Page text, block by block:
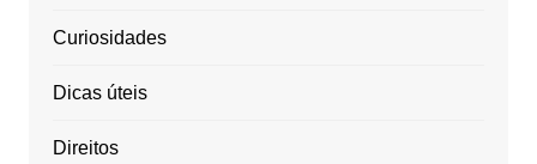
Curiosidades
Dicas úteis
Direitos